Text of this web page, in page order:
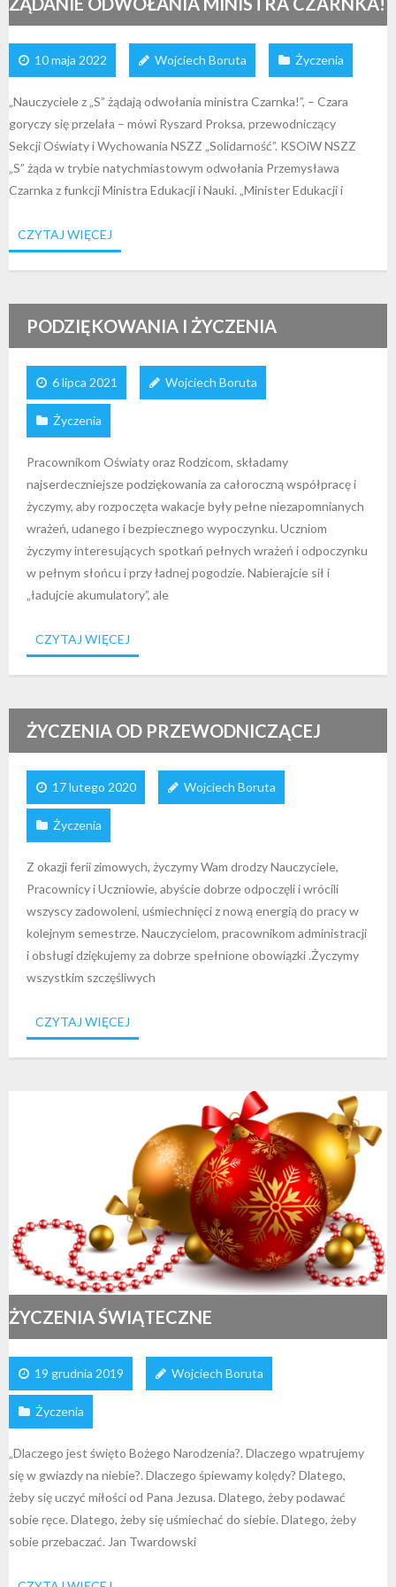
10 maja 2022 Wojciech Boruta Życzenia
„Nauczyciele z „S” żądają odwołania ministra Czarnka!”, – Czara
goryczy się przelała – mówi Ryszard Proksa, przewodniczący
Sekcji Oświaty i Wychowania NSZZ „Solidarność”. KSOiW NSZZ
„S” żąda w trybie natychmiastowym odwołania Przemysława
Czarnka z funkcji Ministra Edukacji i Nauki. „Minister Edukacji i
CZYTAJ WIĘCEJ
PODZIĘKOWANIA I ŻYCZENIA
6 lipca 2021 Wojciech Boruta
Życzenia
Pracownikom Oświaty oraz Rodzicom, składamy
najserdeczniejsze podziękowania za całoroczną współpracę i
życzymy, aby rozpoczęta wakacje były pełne niezapomnianych
wrażeń, udanego i bezpiecznego wypoczynku. Uczniom
życzymy interesujących spotkań pełnych wrażeń i odpoczynku
w pełnym słońcu i przy ładnej pogodzie. Nabierajcie sił i
„ładujcie akumulatory”, ale
CZYTAJ WIĘCEJ
ŻYCZENIA OD PRZEWODNICZĄCEJ
17 lutego 2020 Wojciech Boruta
Życzenia
Z okazji ferii zimowych, życzymy Wam drodzy Nauczyciele,
Pracownicy i Uczniowie, abyście dobrze odpoczęli i wrócili
wszyscy zadowoleni, uśmiechnięci z nową energią do pracy w
kolejnym semestrze. Nauczycielom, pracownikom administracji
i obsługi dziękujemy za dobrze spełnione obowiązki .Życzymy
wszystkim szczęśliwych
CZYTAJ WIĘCEJ
ŻYCZENIA ŚWIĄTECZNE
19 grudnia 2019 Wojciech Boruta
Życzenia
„Dlaczego jest święto Bożego Narodzenia?. Dlaczego wpatrujemy
się w gwiazdy na niebie?. Dlaczego śpiewamy kolędy? Dlatego,
żeby się uczyć miłości od Pana Jezusa. Dlatego, żeby podawać
sobie ręce. Dlatego, żeby się uśmiechać do siebie. Dlatego, żeby
sobie przebaczać. Jan Twardowski